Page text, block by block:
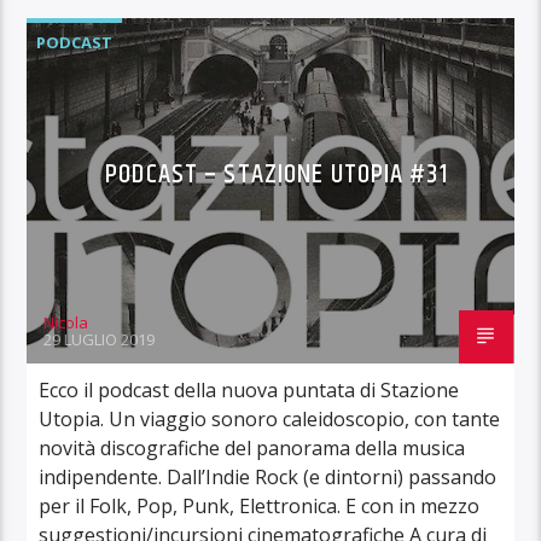
PODCAST
PODCAST – STAZIONE UTOPIA #31
Nicola
29 LUGLIO 2019
Ecco il podcast della nuova puntata di Stazione
Utopia. Un viaggio sonoro caleidoscopio, con tante
novità discografiche del panorama della musica
indipendente. Dall’Indie Rock (e dintorni) passando
per il Folk, Pop, Punk, Elettronica. E con in mezzo
suggestioni/incursioni cinematografiche A cura di